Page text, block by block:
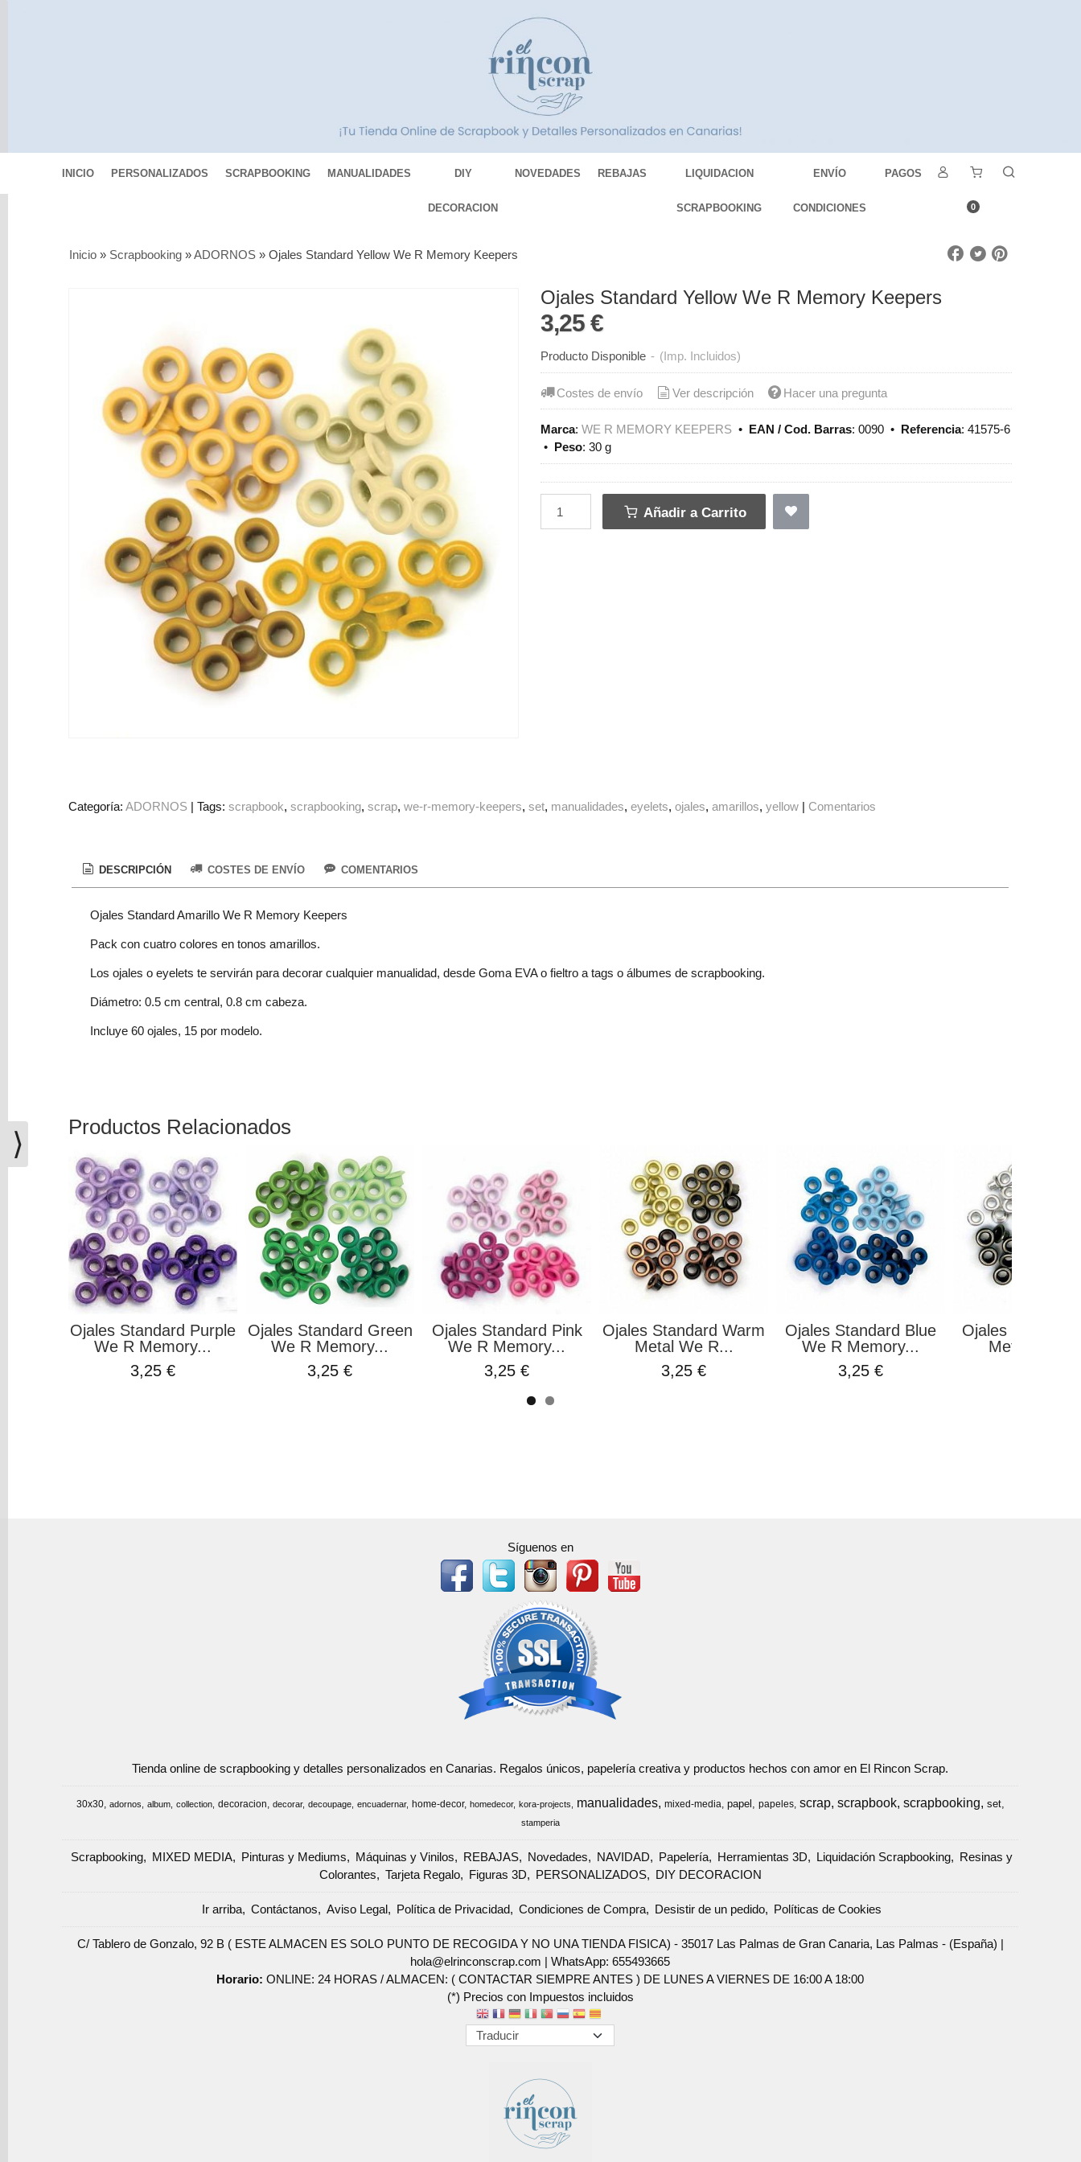
INICIO PERSONALIZADOS SCRAPBOOKING MANUALIDADES DIY
DECORACION
NOVEDADES REBAJAS LIQUIDACION
SCRAPBOOKING
ENVÍO
CONDICIONES
PAGOS
0
Máquinas
Herramientas
Figuras
Marcas
carrito
compra
está
Redes
Sociales
Instagram
Inicio » Scrapbooking »ADORNOS»Ojales Standard Yellow We R Memory Keepers
Ojales Standard Yellow We R Memory Keepers
3,25 €
Producto Disponible - (Imp. Incluidos)
Costes de envío Ver descripción Hacer una pregunta
Marca:WE R MEMORY KEEPERS • EAN / Cod. Barras:0090 • Referencia:41575-6
• Peso:30 g
Añadir a Carrito
Categoría:ADORNOS |Tags:scrapbook scrapbooking scrap we-r-memory-keepers set manualidades eyelets ojales amarillos yellow | Comentarios
DESCRIPCIÓN COSTES DE ENVÍO COMENTARIOS
Ojales Standard Amarillo We R Memory Keepers
Pack con cuatro colores en tonos amarillos.
Los ojales o eyelets te servirán para decorar cualquier manualidad, desde Goma EVA o fieltro a tags o álbumes de scrapbooking.
Diámetro: 0.5 cm central, 0.8 cm cabeza.
Incluye 60 ojales, 15 por modelo.
Productos Relacionados
Ojales Standard Purple
We R Memory...
3,25 €
Ojales Standard Green
We R Memory...
3,25 €
Ojales Standard Pink
We R Memory...
3,25 €
Ojales Standard Warm
Metal We R...
3,25 €
Ojales Standard Blue
We R Memory...
3,25 €
Ojales Standard
Metal We
Síguenos en
Tienda online de scrapbooking y detalles personalizados en Canarias. Regalos únicos, papelería creativa y productos hechos con amor en El Rincon Scrap.
30x30 adornos album collection decoracion decorar decoupage encuadernar home-decor homedecor kora-projects manualidades mixed-media papel papeles scrap scrapbook scrapbooking set
stamperia
Scrapbooking MIXED MEDIA Pinturas y Mediums Máquinas y Vinilos REBAJAS Novedades NAVIDAD Papelería Herramientas 3D Liquidación Scrapbooking
Resinas y
Colorantes
Tarjeta Regalo Figuras 3D PERSONALIZADOS DIY DECORACION
Ir arriba Contáctanos Aviso Legal Política de Privacidad Condiciones de Compra Desistir de un pedido Políticas de Cookies
C/ Tablero de Gonzalo, 92 B ( ESTE ALMACEN ES SOLO PUNTO DE RECOGIDA Y NO UNA TIENDA FISICA) - 35017 Las Palmas de Gran Canaria, Las Palmas - (España) |
hola@elrinconscrap.com |WhatsApp: 655493665
Horario:ONLINE: 24 HORAS / ALMACEN: ( CONTACTAR SIEMPRE ANTES ) DE LUNES A VIERNES DE 16:00 A 18:00
(*) Precios con Impuestos incluidos
⟩